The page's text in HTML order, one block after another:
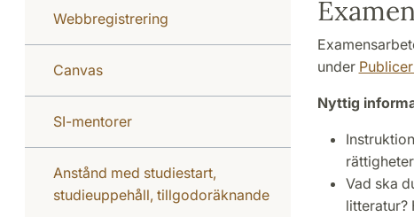
Webbregistrering
Canvas
SI-mentorer
Anstånd med studiestart,
studieuppehåll, tillgodoräknande
under
Nyttig
Vad ska
litteratur?